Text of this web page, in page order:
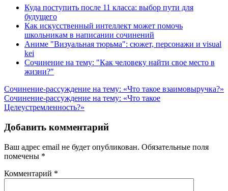
Куда поступить после 11 класса: выбор пути для
будущего
Как искусственный интеллект может помочь
школьникам в написании сочинений
Аниме "Визуальная тюрьма": сюжет, персонажи и visual
kei
Сочинение на тему: "Как человеку найти свое место в
жизни?"
Навигация
по
Сочинение-рассуждение на тему: «Что такое взаимовыручка?»
Сочинение-рассуждение на тему: «Что такое
Целеустремленность?»
Добавить комментарий
Ваш адрес email не будет опубликован. Обязательные поля
помечены *
Комментарий *